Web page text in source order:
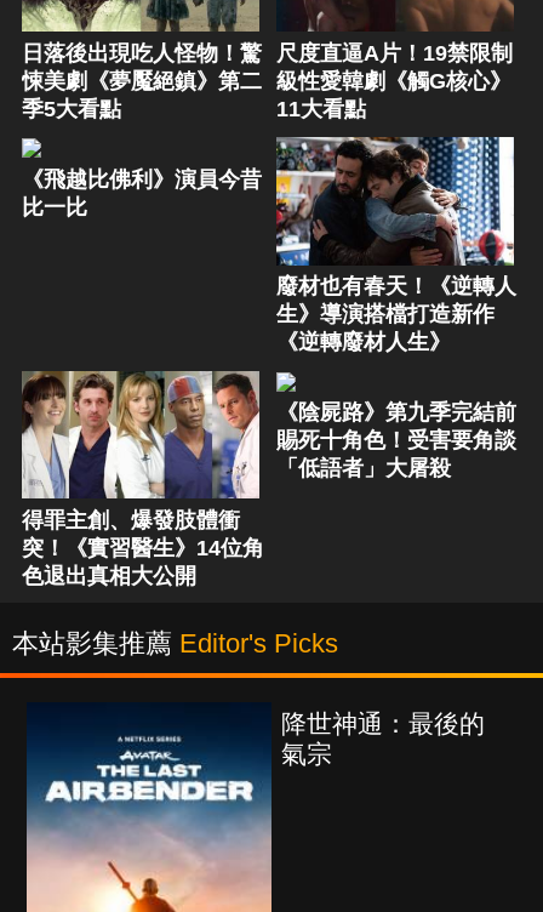
日落後出現吃人怪物！驚
悚美劇《夢魘絕鎮》第二
季5大看點
尺度直逼A片！19禁限制
級性愛韓劇《觸G核心》
11大看點
《飛越比佛利》演員今昔
比一比
廢材也有春天！《逆轉人
生》導演搭檔打造新作
《逆轉廢材人生》
得罪主創、爆發肢體衝
突！《實習醫生》14位角
色退出真相大公開
《陰屍路》第九季完結前
賜死十角色！受害要角談
「低語者」大屠殺
本站影集推薦 Editor's Picks
降世神通：最後的
氣宗